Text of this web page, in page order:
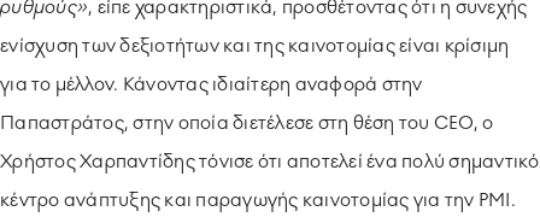
ρυθμούς», είπε χαρακτηριστικά, προσθέτοντας ότι η συνεχής
ενίσχυση των δεξιοτήτων και της καινοτομίας είναι κρίσιμη
για το μέλλον. Κάνοντας ιδιαίτερη αναφορά στην
Παπαστράτος, στην οποία διετέλεσε στη θέση του CEO, ο
Χρήστος Χαρπαντίδης τόνισε ότι αποτελεί ένα πολύ σημαντικό
κέντρο ανάπτυξης και παραγωγής καινοτομίας για την PMI.